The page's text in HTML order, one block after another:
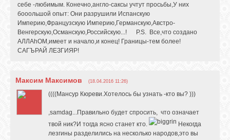
себе -любимым. Конечно,англо-саксы учтут просьбы,У них
бооольшой опыт: Они разрушили Испанскую
Империю,Французскую Империю,Германскую,Австро-
Венгерскую,Османскую,Российскую...! P.S. Все,что создано
АЛЛАhОМ,имеет и начало,и конец! Границы-тем более!
САГЪРАЙ ЛЕЗГИЯР!
Максим Максимов (18.04.2016 11:26)
((((Мансур Кюреви.Хотелось бы узнать -кто вы? )))
,samdag...Правильно будет спросить, что означает
твой ник?И тогда ясно станет кто.
Некогда
лезгины разделились на несколько народов,это вы